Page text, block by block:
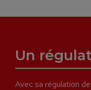
Un
Avec sa régulation